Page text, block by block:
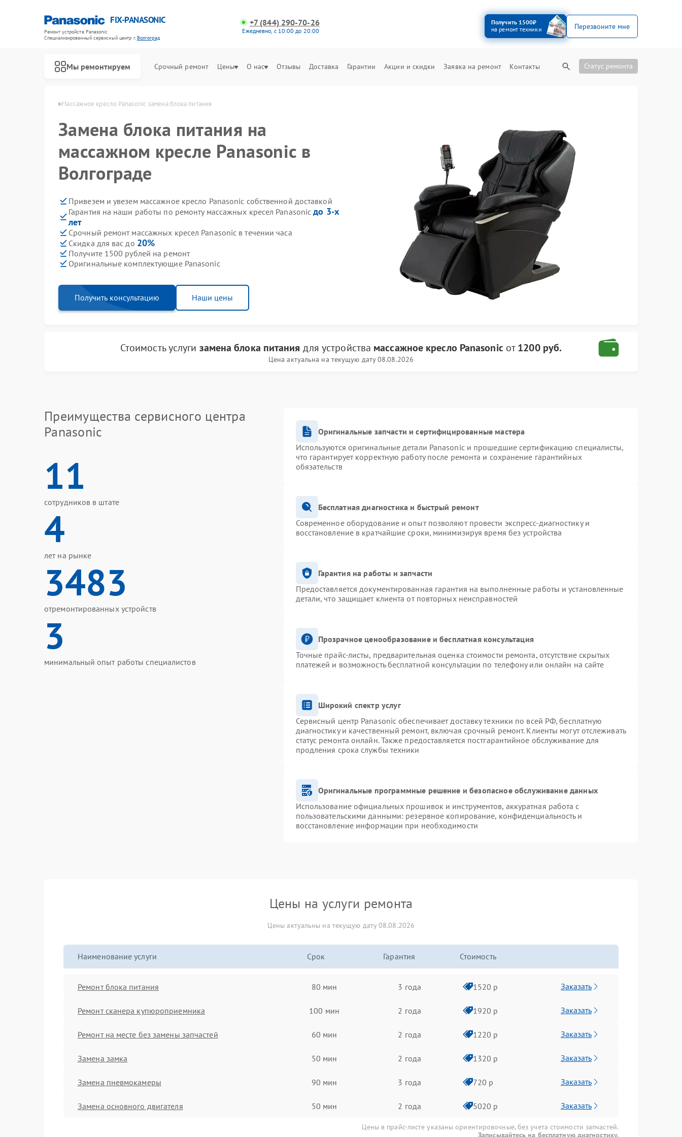
FIX-PANASONIC
Ремонт устройств Panasonic
Специализированный cервисный центр г.Волгоград
+7 (844) 290-70-26
Ежедневно, с 10:00 до 20:00
Получить 1500₽
на ремонт техники
Перезвоните мне
Мы ремонтируем Срочный ремонт Цены О нас Отзывы Доставка Гарантии Акции и скидки Заявка на ремонт Контакты Статус ремонта
в Волгограде Массажное кресло Panasonic замена блока питания
Замена блока питания на
массажном кресле Panasonic в
Волгограде
Привезем и увезем массажное кресло Panasonic собственной доставкой
Гарантия на наши работы по ремонту массажных кресел Panasonicдо 3-х
лет
Срочный ремонт массажных кресел Panasonic в течении часа
Скидка для вас до 20%
Получите 1500 рублей на ремонт
Оригинальные комплектующие Panasonic
Получить консультацию Наши цены
Стоимость услуги замена блока питания для устройства массажное кресло Panasonic от1200 руб.
Цена актуальна на текущую дату 08.08.2026
Преимущества сервисного центра
Panasonic
11
сотрудников в штате
4
лет на рынке
3483
отремонтированных устройств
3
минимальный опыт работы специалистов
Оригинальные запчасти и сертифицированные мастера
Используются оригинальные детали Panasonic и прошедшие сертификацию специалисты,
что гарантирует корректную работу после ремонта и сохранение гарантийных
обязательств
Бесплатная диагностика и быстрый ремонт
Современное оборудование и опыт позволяют провести экспресс-диагностику и
восстановление в кратчайшие сроки, минимизируя время без устройства
Гарантия на работы и запчасти
Предоставляется документированная гарантия на выполненные работы и установленные
детали, что защищает клиента от повторных неисправностей
Прозрачное ценообразование и бесплатная консультация
Точные прайс-листы, предварительная оценка стоимости ремонта, отсутствие скрытых
платежей и возможность бесплатной консультации по телефону или онлайн на сайте
Широкий спектр услуг
Сервисный центр Panasonic обеспечивает доставку техники по всей РФ, бесплатную
диагностику и качественный ремонт, включая срочный ремонт. Клиенты могут отслеживать
статус ремонта онлайн. Также предоставляется постгарантийное обслуживание для
продления срока службы техники
Оригинальные программные решение и безопасное обслуживание данных
Использование официальных прошивок и инструментов, аккуратная работа с
пользовательскими данными: резервное копирование, конфиденциальность и
восстановление информации при необходимости
Цены на услуги ремонта
Цены актуальны на текущую дату 08.08.2026
Наименование услуги Срок Гарантия Стоимость
Ремонт блока питания 80 мин 3 года 1520 р Заказать
Ремонт сканера купюроприемника 100 мин 2 года 1920 р Заказать
Ремонт на месте без замены запчастей 60 мин 2 года 1220 р Заказать
Замена замка 50 мин 2 года 1320 р Заказать
Замена пневмокамеры 90 мин 3 года 720 р Заказать
Замена основного двигателя 50 мин 2 года 5020 р Заказать
Цены в прайс-листе указаны ориентировочные, без учета стоимости запчастей.
Записывайтесь на бесплатную диагностику.